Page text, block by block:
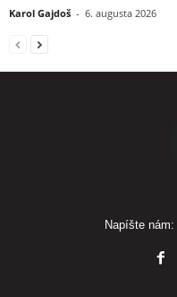
Karol Gajdoš - 6. augusta 2026
Napíšte nám: